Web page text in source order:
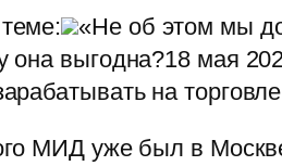
«Не об этом мы
она выгодна?18 мая
на
МИД уже был в